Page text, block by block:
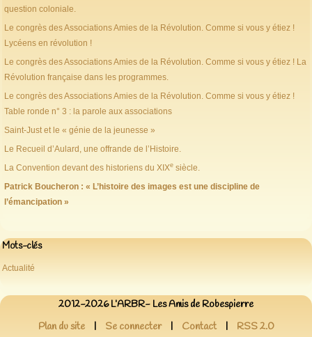
question coloniale.
Le congrès des Associations Amies de la Révolution. Comme si vous y étiez !
Lycéens en révolution !
Le congrès des Associations Amies de la Révolution. Comme si vous y étiez ! La
Révolution française dans les programmes.
Le congrès des Associations Amies de la Révolution. Comme si vous y étiez !
Table ronde n° 3 : la parole aux associations
Saint-Just et le « génie de la jeunesse »
Le Recueil d’Aulard, une offrande de l’Histoire.
La Convention devant des historiens du XIXe siècle.
Patrick Boucheron : « L’histoire des images est une discipline de
l’émancipation »
Mots-clés
Actualité
2012-2026 L’ARBR- Les Amis de Robespierre
Plan du site
| Se connecter | Contact | RSS 2.0